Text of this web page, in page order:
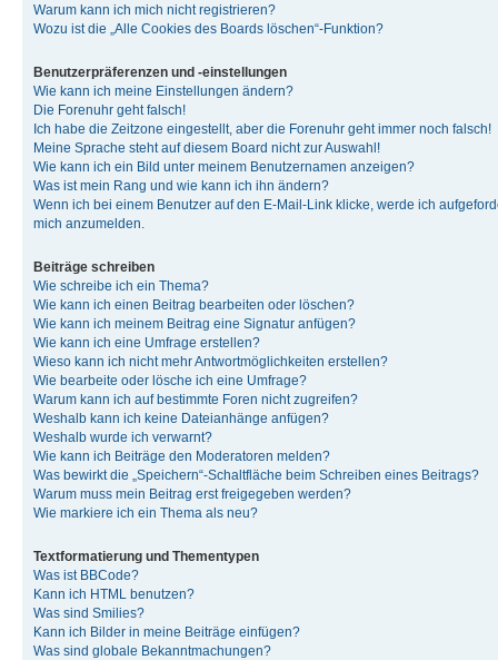
Warum kann ich mich nicht registrieren?
Wozu ist die „Alle Cookies des Boards löschen“-Funktion?
Benutzerpräferenzen und -einstellungen
Wie kann ich meine Einstellungen ändern?
Die Forenuhr geht falsch!
Ich habe die Zeitzone eingestellt, aber die Forenuhr geht immer noch falsch!
Meine Sprache steht auf diesem Board nicht zur Auswahl!
Wie kann ich ein Bild unter meinem Benutzernamen anzeigen?
Was ist mein Rang und wie kann ich ihn ändern?
Wenn ich bei einem Benutzer auf den E-Mail-Link klicke, werde ich
mich anzumelden.
Beiträge schreiben
Wie schreibe ich ein Thema?
Wie kann ich einen Beitrag bearbeiten oder löschen?
Wie kann ich meinem Beitrag eine Signatur anfügen?
Wie kann ich eine Umfrage erstellen?
Wieso kann ich nicht mehr Antwortmöglichkeiten erstellen?
Wie bearbeite oder lösche ich eine Umfrage?
Warum kann ich auf bestimmte Foren nicht zugreifen?
Weshalb kann ich keine Dateianhänge anfügen?
Weshalb wurde ich verwarnt?
Wie kann ich Beiträge den Moderatoren melden?
Was bewirkt die „Speichern“-Schaltfläche beim Schreiben eines Beitrags?
Warum muss mein Beitrag erst freigegeben werden?
Wie markiere ich ein Thema als neu?
Textformatierung und Thementypen
Was ist BBCode?
Kann ich HTML benutzen?
Was sind Smilies?
Kann ich Bilder in meine Beiträge einfügen?
Was sind globale Bekanntmachungen?